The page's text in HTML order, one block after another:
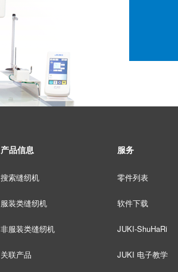
产品信息
搜索缝纫机
服装类缝纫机
非服装类缝纫机
关联产品
服务
零件列表
软件下载
JUKI-ShuHaRi
JUKI 电子教学